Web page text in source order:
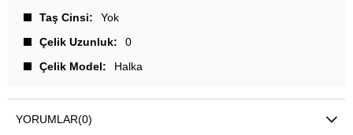
Taş Cinsi
Yok
Çelik Uzunluk
0
Çelik Model
Halka
YORUMLAR(0)